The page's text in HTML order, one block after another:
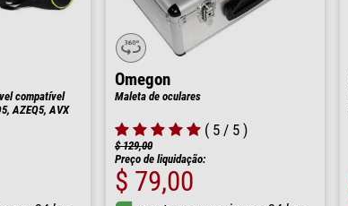
compatível
AZEQ5, AVX
Omegon
Maleta de oculares
( 5 / 5 )
$ 129,00
Preço de liquidação:
$ 79,00